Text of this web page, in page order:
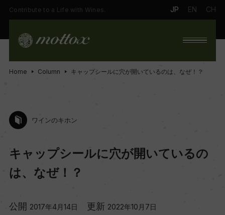
Contribute to a Life with Wines. JP EN CH
Home Column キャップシールに穴が開いているのは、なぜ！？
ワインのキホン
キャップシールに穴が開いているの
は、なぜ！？
公開 2017年4月14日 更新 2022年10月7日